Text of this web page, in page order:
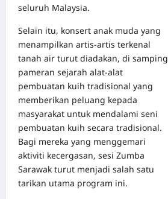
seluruh Malaysia.
Selain itu, konsert anak muda yang
menampilkan artis-artis terkenal
tanah air turut diadakan, di samping
pameran sejarah alat-alat
pembuatan kuih tradisional yang
memberikan peluang kepada
masyarakat untuk mendalami seni
pembuatan kuih secara tradisional.
Bagi mereka yang menggemari
aktiviti kecergasan, sesi Zumba
Sarawak turut menjadi salah satu
tarikan utama program ini.